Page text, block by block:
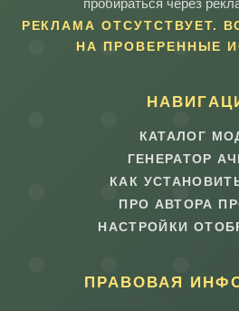
пробираться через
РЕКЛАМА ОТСУТСТВУЕТ.
НА ПРОВЕРЕННЫЕ
КАТАЛОГ
ГЕНЕРАТОР
КАК
ПРО АВТОРА
НАСТРОЙКИ
ПРАВОВАЯ